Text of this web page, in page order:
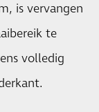
is vervangen
te
volledig